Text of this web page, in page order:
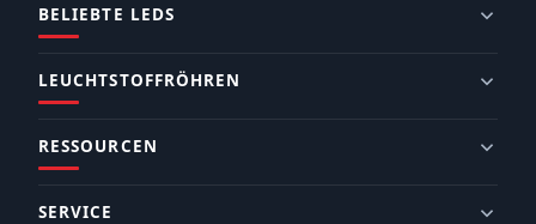
BELIEBTE LEDS
LEUCHTSTOFFRÖHREN
RESSOURCEN
SERVICE